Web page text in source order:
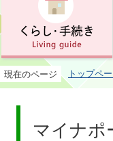
現在のページ トップペ
マイナポ